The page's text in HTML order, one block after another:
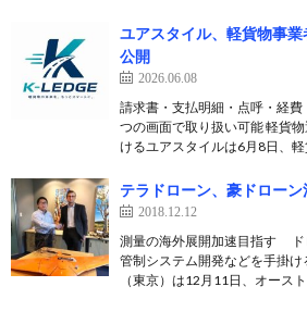
ユアスタイル、軽貨物事
公開
2026.06.08
請求書・支払明細・点呼・経
つの画面で取り扱い可能 軽貨
けるユアスタイルは6月8日、
テラドローン、豪ドロー
2018.12.12
測量の海外展開加速目指す ド
管制システム開発などを手掛
（東京）は12月11日、オース